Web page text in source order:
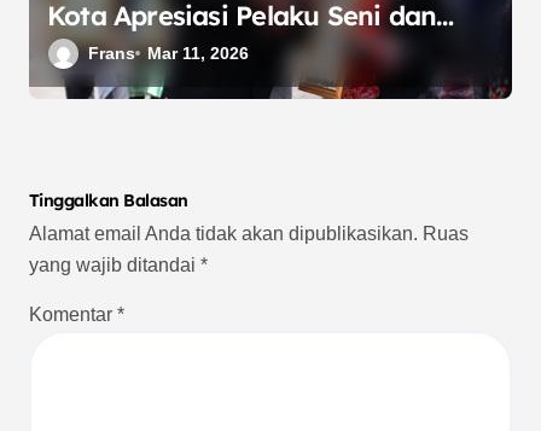
Kota Apresiasi Pelaku Seni dan
Budaya Daerah
Frans Mar 11, 2026
Tinggalkan Balasan
Alamat email Anda tidak akan dipublikasikan. Ruas
yang wajib ditandai *
Komentar *